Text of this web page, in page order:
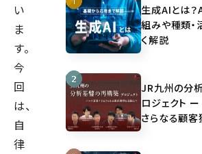
い
ま
す。
今
回
は、
自
律
生成AIとは
組みや種類
く解説
JR九州の分
ロジェクト
さらなる顧